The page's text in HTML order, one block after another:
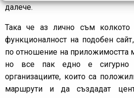
далече.
Така че аз лично съм колкото
функционалност на подобен
по отношение на приложимостта
но все пак едно е сигурно
организациите, които са
маршрути и да създадат